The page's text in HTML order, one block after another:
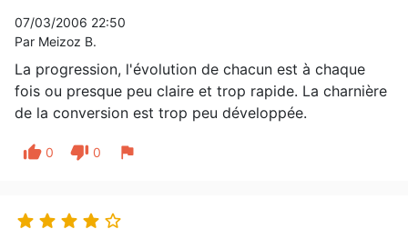
07/03/2006 22:50
Par Meizoz B.
La progression, l'évolution de chacun est à chaque
fois ou presque peu claire et trop rapide. La charnière
de la conversion est trop peu développée.
thumb_up 0 thumb_down 0 flag
    